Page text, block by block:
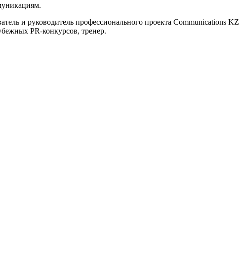
и руководитель профессионального проекта Communications KZ
PR-конкурсов, тренер.